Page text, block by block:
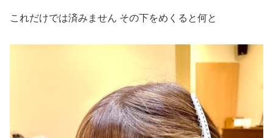
これだけでは済みません その下をめくると何と